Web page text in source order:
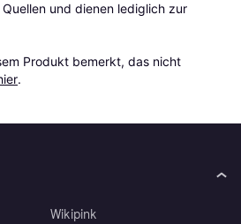
und dienen lediglich zur
Produkt bemerkt, das nicht
.
Wikipink